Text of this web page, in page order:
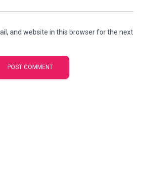
and website in this browser for the next